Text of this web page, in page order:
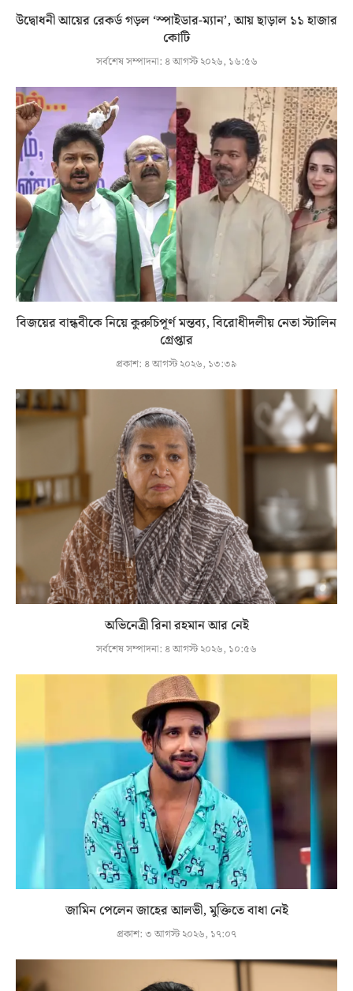
উদ্বোধনী আয়ের রেকর্ড গড়ল ‘স্পাইডার-ম্যান’, আয় ছাড়াল ১১ হাজার
কোটি
সর্বশেষ সম্পাদনা: ৪ আগস্ট ২০২৬, ১৬:৫৬
বিজয়ের বান্ধবীকে নিয়ে কুরুচিপূর্ণ মন্তব্য, বিরোধীদলীয় নেতা স্টালিন
গ্রেপ্তার
প্রকাশ: ৪ আগস্ট ২০২৬, ১৩:৩৯
অভিনেত্রী রিনা রহমান আর নেই
সর্বশেষ সম্পাদনা: ৪ আগস্ট ২০২৬, ১০:৫৬
জামিন পেলেন জাহের আলভী, মুক্তিতে বাধা নেই
প্রকাশ:৩ আগস্ট ২০২৬, ১৭:০৭